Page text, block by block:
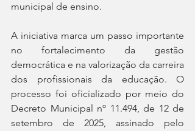
municipal de ensino.
A iniciativa marca um passo importante
no fortalecimento da gestão
democrática e na valorização da carreira
dos profissionais da educação. O
processo foi oficializado por meio do
Decreto Municipal nº 11.494, de 12 de
setembro de 2025, assinado pelo